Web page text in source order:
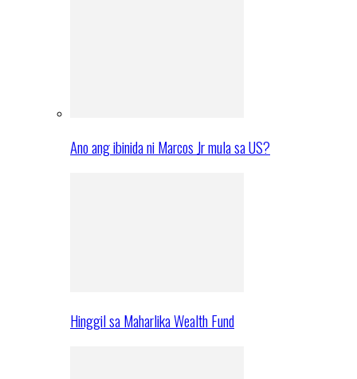
Ano ang ibinida ni Marcos Jr mula sa US?
Hinggil sa Maharlika Wealth Fund